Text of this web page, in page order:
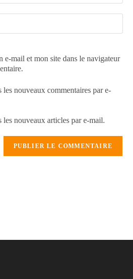
e-mail et mon site dans le navigateur
les nouveaux commentaires par e-
les nouveaux articles par e-mail.